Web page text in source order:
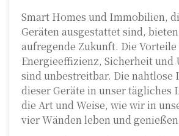
Smart Homes und Immobilien,
Geräten ausgestattet sind,
aufregende Zukunft. Die
Energieeffizienz, Sicherheit und
sind unbestreitbar. Die nahtlose
dieser Geräte in unser tägliches
die Art und Weise, wie wir in
vier Wänden leben und